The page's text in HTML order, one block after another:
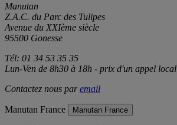
Manutan
Z.A.C. du Parc des Tulipes
Avenue du XXIème siècle
95500 Gonesse
Tél: 01 34 53 35 35
Lun-Ven de 8h30 à 18h - prix d'un appel local
Contactez nous paremail
Manutan France Manutan France